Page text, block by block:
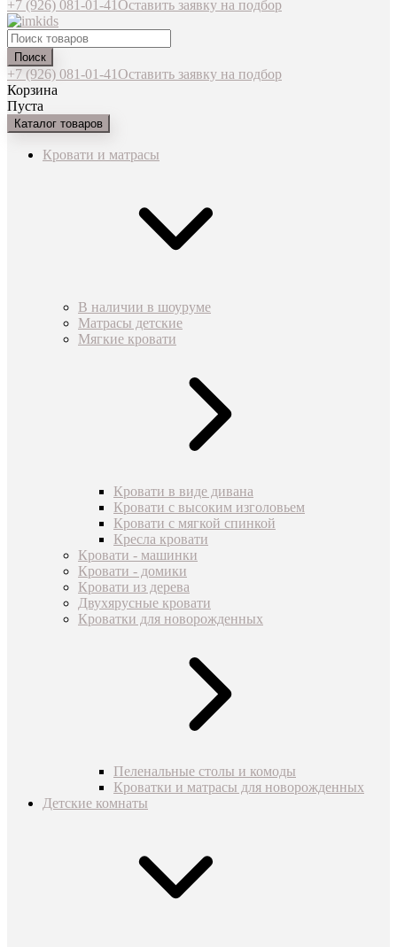
+7 (926) 081-01-41Оставить заявку на подбор
Поиск
+7 (926) 081-01-41Оставить заявку на подбор
Корзина
Пуста
Каталог товаров
Кровати и матрасы
В наличии в шоуруме
Матрасы детские
Мягкие кровати
Кровати в виде дивана
Кровати с высоким изголовьем
Кровати с мягкой спинкой
Кресла кровати
Кровати - машинки
Кровати - домики
Кровати из дерева
Двухярусные кровати
Кроватки для новорожденных
Пеленальные столы и комоды
Кроватки и матрасы для новорожденных
Детские комнаты